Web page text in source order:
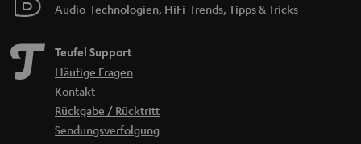
Audio-Technologien, HiFi-Trends, Tipps & Tricks
Teufel Support
Häufige Fragen
Kontakt
Rückgabe / Rücktritt
Sendungsverfolgung